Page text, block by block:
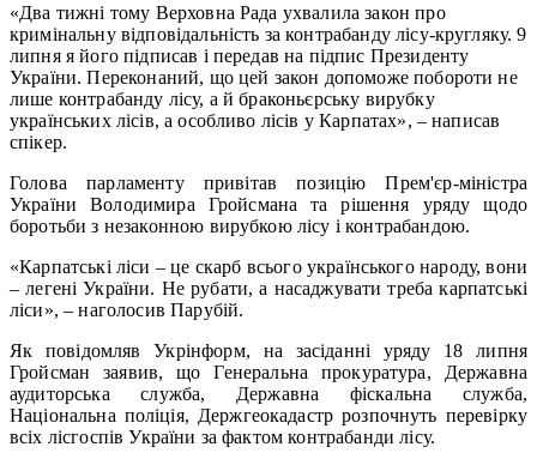
«Два тижні тому Верховна Рада ухвалила закон про
кримінальну відповідальність за контрабанду лісу-кругляку. 9
липня я його підписав і передав на підпис Президенту
України. Переконаний, що цей закон допоможе побороти не
лише контрабанду лісу, а й браконьєрську вирубку
українських лісів, а особливо лісів у Карпатах», – написав
спікер.
Голова парламенту привітав позицію Прем'єр-міністра
України Володимира Гройсмана та рішення уряду щодо
боротьби з незаконною вирубкою лісу і контрабандою.
«Карпатські ліси – це скарб всього українського народу, вони
– легені України. Не рубати, а насаджувати треба карпатські
ліси», – наголосив Парубій.
Як повідомляв Укрінформ, на засіданні уряду 18 липня
Гройсман заявив, що Генеральна прокуратура, Державна
аудиторська служба, Державна фіскальна служба,
Національна поліція, Держгеокадастр розпочнуть перевірку
всіх лісгоспів України за фактом контрабанди лісу.